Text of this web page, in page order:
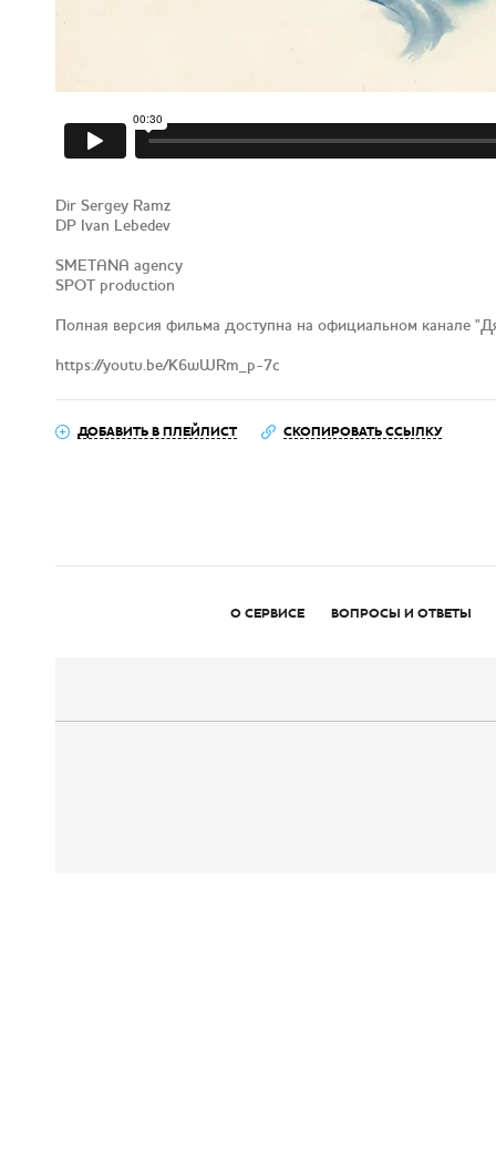
Dir Sergey Ramz
DP Ivan Lebedev
SMETANA agency
SPOT production
Полная версия фильма доступна на официальном канале
https://youtu.be/K6wWRm_p-7c
ДОБАВИТЬ В ПЛЕЙЛИСТ СКОПИРОВАТЬ ССЫЛКУ
О СЕРВИСЕ ВОПРОСЫ И ОТВЕТЫ